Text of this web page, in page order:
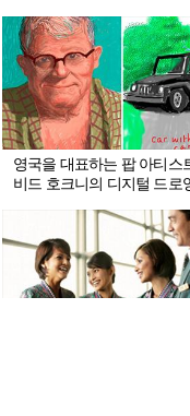
영국을 대표하는 팝 아티스
비드 호크니의 디지털 드로